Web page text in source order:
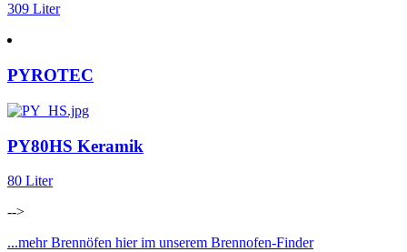
309 Liter
PYROTEC
PY80HS Keramik
80 Liter
-->
...mehr Brennöfen hier im unserem Brennofen-Finder